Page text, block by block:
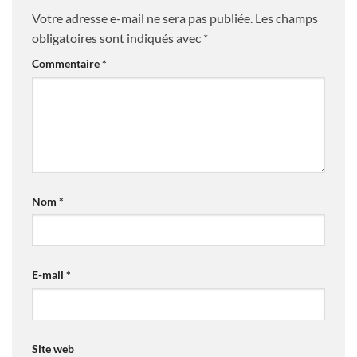
Votre adresse e-mail ne sera pas publiée. Les champs
obligatoires sont indiqués avec *
Commentaire*
Nom *
E-mail *
Site web